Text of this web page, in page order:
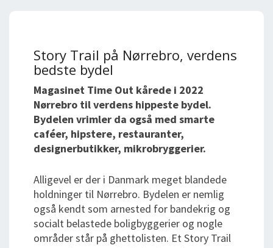
Story Trail på Nørrebro, verdens
bedste bydel
Magasinet Time Out kårede i 2022
Nørrebro til verdens hippeste bydel.
Bydelen vrimler da også med smarte
caféer, hipstere, restauranter,
designerbutikker, mikrobryggerier.
Alligevel er der i Danmark meget blandede
holdninger til Nørrebro. Bydelen er nemlig
også kendt som arnested for bandekrig og
socialt belastede boligbyggerier og nogle
områder står på ghettolisten. Et Story Trail